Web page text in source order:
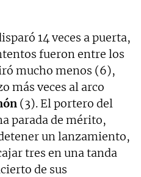
14 veces a puerta,
fueron entre los
mucho menos (6),
más veces al arco
(3). El portero del
parada de mérito,
un lanzamiento,
tres en una tanda
de sus